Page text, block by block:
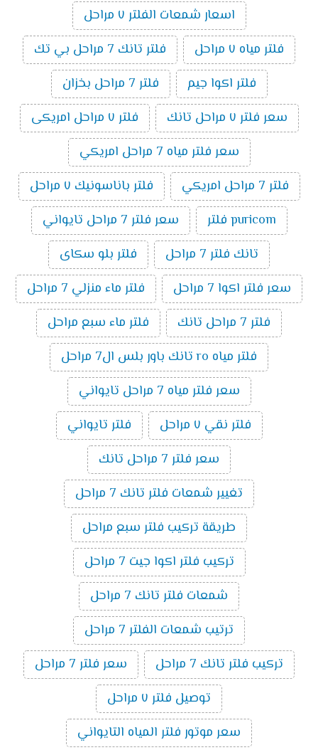
اسعار شمعات الفلتر ٧ مراحل
فلتر مياه ٧ مراحل
فلتر تانك 7 مراحل بي تك
فلتر اكوا جيم
فلتر 7 مراحل بخزان
سعر فلتر ٧ مراحل تانك
فلتر ٧ مراحل امريكى
سعر فلتر مياه 7 مراحل امريكي
فلتر 7 مراحل امريكي
فلتر باناسونيك ٧ مراحل
puricom فلتر
سعر فلتر 7 مراحل تايواني
تانك فلتر 7 مراحل
فلتر بلو سكاى
سعر فلتر اكوا 7 مراحل
فلتر ماء منزلي 7 مراحل
فلتر 7 مراحل تانك
فلتر ماء سبع مراحل
فلتر مياه ro تانك باور بلس ال7 مراحل
سعر فلتر مياه 7 مراحل تايواني
فلتر نقي ٧ مراحل
فلتر تايواني
سعر فلتر 7 مراحل تانك
تغيير شمعات فلتر تانك 7 مراحل
طريقة تركيب فلتر سبع مراحل
تركيب فلتر اكوا جيت 7 مراحل
شمعات فلتر تانك 7 مراحل
ترتيب شمعات الفلتر 7 مراحل
تركيب فلتر تانك 7 مراحل
سعر فلتر 7 مراحل
توصيل فلتر ٧ مراحل
سعر موتور فلتر المياه التايواني